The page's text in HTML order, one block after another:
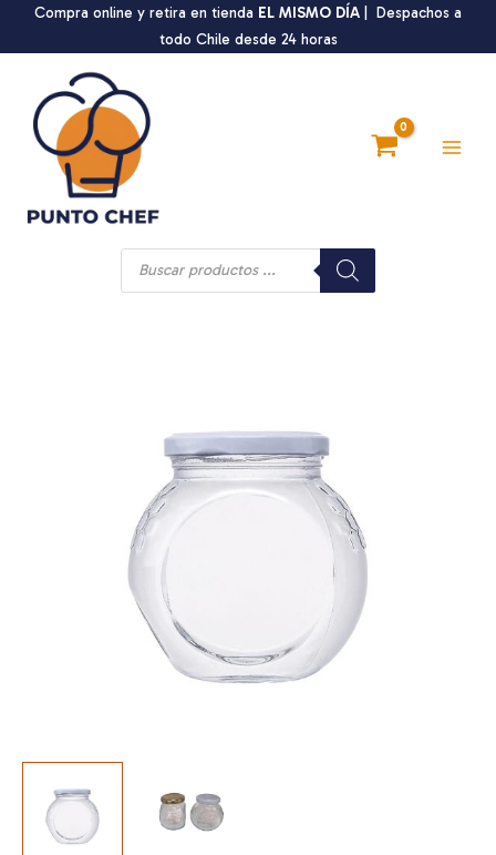
Compra online y retira en tienda EL MISMO DÍA | Despachos a
todo Chile desde 24 horas
Búsqueda